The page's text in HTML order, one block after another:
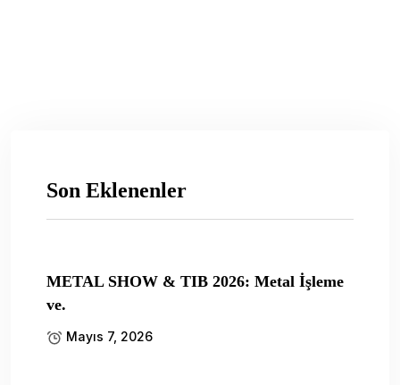
Son Eklenenler
METAL SHOW & TIB 2026: Metal İşleme
ve.
Mayıs 7, 2026